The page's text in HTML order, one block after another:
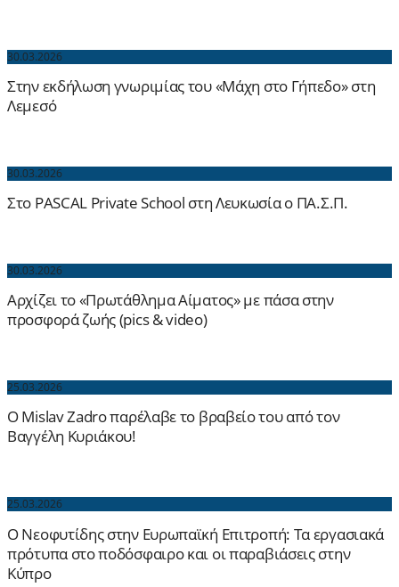
30.03.2026
Στην εκδήλωση γνωριμίας του «Μάχη στο Γήπεδο» στη
Λεμεσό
30.03.2026
Στο PASCAL Private School στη Λευκωσία ο ΠΑ.Σ.Π.
30.03.2026
Αρχίζει το «Πρωτάθλημα Αίματος» με πάσα στην
προσφορά ζωής (pics & video)
25.03.2026
Ο Mislav Zadro παρέλαβε το βραβείο του από τον
Βαγγέλη Κυριάκου!
25.03.2026
Ο Νεοφυτίδης στην Ευρωπαϊκή Επιτροπή: Τα εργασιακά
πρότυπα στο ποδόσφαιρο και οι παραβιάσεις στην
Κύπρο